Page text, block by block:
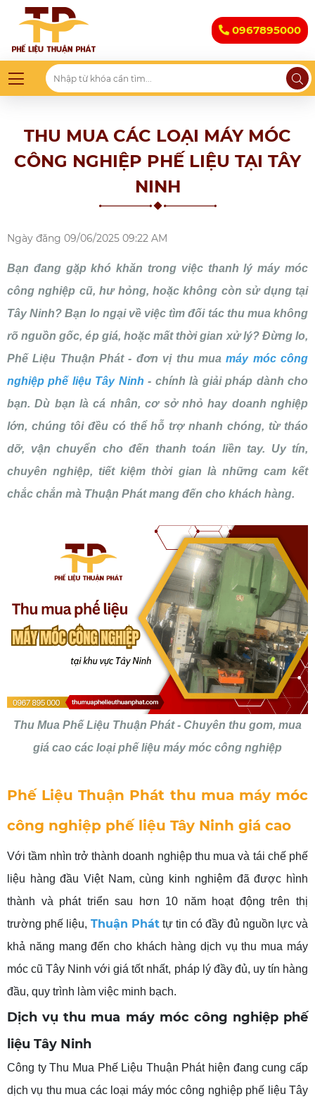
0967895000
THU MUA CÁC LOẠI MÁY MÓC
CÔNG NGHIỆP PHẾ LIỆU TẠI TÂY
NINH
Ngày đăng 09/06/2025 09:22 AM
Bạn đang gặp khó khăn trong việc thanh lý máy móc
công nghiệp cũ, hư hỏng, hoặc không còn sử dụng tại
Tây Ninh? Bạn lo ngại về việc tìm đối tác thu mua không
rõ nguồn gốc, ép giá, hoặc mất thời gian xử lý? Đừng lo,
Phế Liệu Thuận Phát - đơn vị thu muamáy móc công
nghiệp phế liệu Tây Ninh - chính là giải pháp dành cho
bạn. Dù bạn là cá nhân, cơ sở nhỏ hay doanh nghiệp
lớn, chúng tôi đều có thể hỗ trợ nhanh chóng, từ tháo
dỡ, vận chuyển cho đến thanh toán liền tay. Uy tín,
chuyên nghiệp, tiết kiệm thời gian là những cam kết
chắc chắn mà Thuận Phát mang đến cho khách hàng.
Thu Mua Phế Liệu Thuận Phát - Chuyên thu gom, mua
giá cao các loại phế liệu máy móc công nghiệp
Phế Liệu Thuận Phát thu mua máy móc
công nghiệp phế liệu Tây Ninh giá cao
Với tầm nhìn trở thành doanh nghiệp thu mua và tái chế phế
liệu hàng đầu Việt Nam, cùng kinh nghiệm đã được hình
thành và phát triển sau hơn 10 năm hoạt động trên thị
trường phế liệu, Thuận Pháttự tin có đầy đủ nguồn lực và
khả năng mang đến cho khách hàng dịch vụ thu mua máy
móc cũ Tây Ninh với giá tốt nhất, pháp lý đầy đủ, uy tín hàng
đầu, quy trình làm việc minh bạch.
Dịch vụ thu mua máy móc công nghiệp phế
liệu Tây Ninh
Công ty Thu Mua Phế Liệu Thuận Phát hiện đang cung cấp
dịch vụ thu mua các loại máy móc công nghiệp phế liệu Tây